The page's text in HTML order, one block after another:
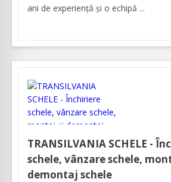
ani de experiență și o echipă ...
TRANSILVANIA SCHELE -
schele, vânzare schele,
demontaj schele